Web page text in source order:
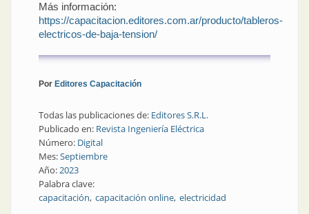
Más información:
https://capacitacion.editores.com.ar/producto/tableros-
electricos-de-baja-tension/
Por Editores Capacitación
Todas las publicaciones de: Editores S.R.L.
Publicado en: Revista Ingeniería Eléctrica
Número: Digital
Mes:Septiembre
Año:2023
Palabra clave:
capacitación capacitación online electricidad